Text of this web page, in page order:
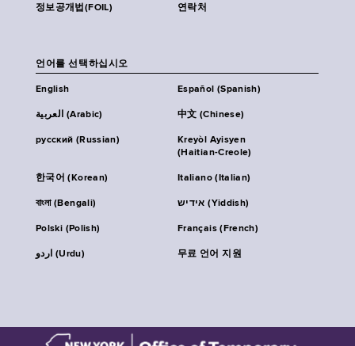
정보공개법(FOIL) 연락처
언어를 선택하십시오
English Español (Spanish)
العربية (Arabic) 中文 (Chinese)
русский (Russian)
Kreyòl Ayisyen
(Haitian-Creole)
한국어 (Korean) Italiano (Italian)
বাংলা (Bengali) אידיש (Yiddish)
Polski (Polish) Français (French)
اردو (Urdu) 무료 언어 지원